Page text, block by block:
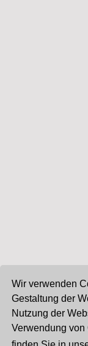
Wir verwenden
Gestaltung der
Nutzung der
Verwendung von